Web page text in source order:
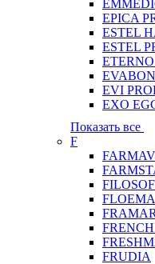
EPICA
ESTEL
ESTEL
EVI
EXO
Показать все
F
FLOEMA
FRAMAR
FRUDIA